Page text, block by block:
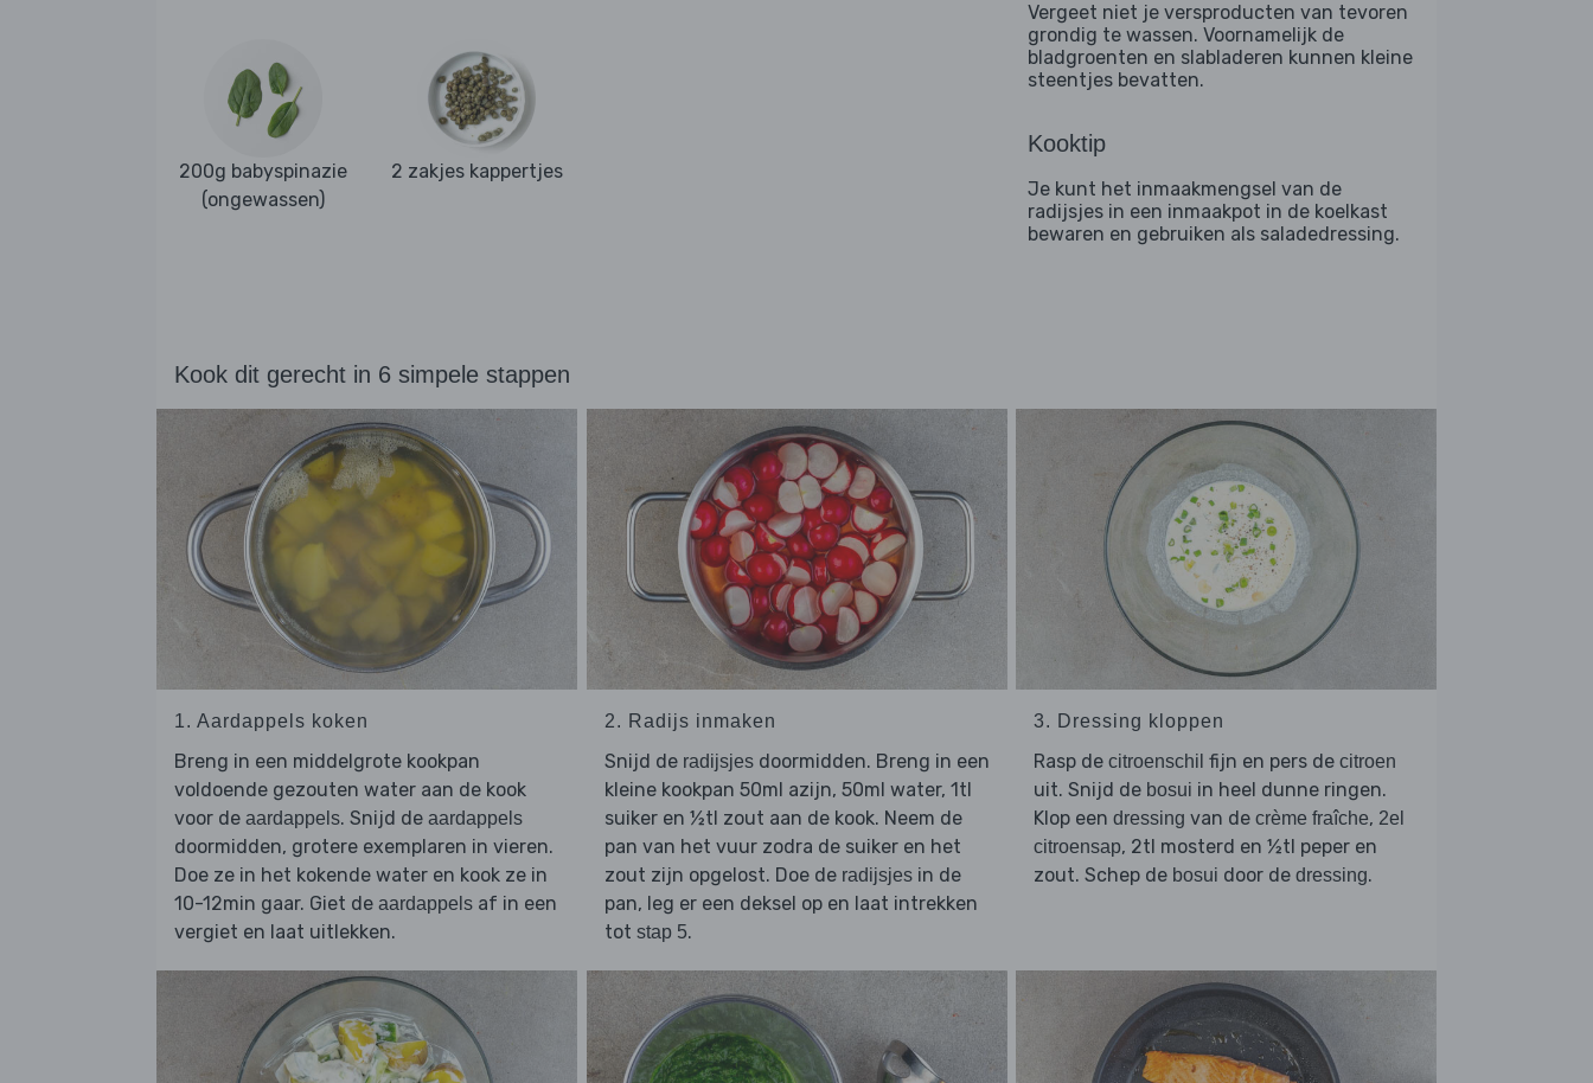
200g babyspinazie
(ongewassen)
2 zakjes kappertjes
Vergeet niet je versproducten van tevoren
grondig te wassen. Voornamelijk de
bladgroenten en slabladeren kunnen kleine
steentjes bevatten.
Kooktip
Je kunt het inmaakmengsel van de
radijsjes in een inmaakpot in de koelkast
bewaren en gebruiken als saladedressing.
Kook dit gerecht in 6 simpele stappen
1. Aardappels koken
Breng in een middelgrote kookpan
voldoende gezouten water aan de kook
voor de aardappels. Snijd de aardappels
doormidden, grotere exemplaren in vieren.
Doe ze in het kokende water en kook ze in
10-12min gaar. Giet de aardappels af in een
vergiet en laat uitlekken.
2. Radijs inmaken
Snijd de radijsjesdoormidden. Breng in een
kleine kookpan 50ml azijn, 50ml water, 1tl
suiker en ½tl zout aan de kook. Neem de
pan van het vuur zodra de suiker en het
zout zijn opgelost. Doe de radijsjesin de
pan, leg er een deksel op en laat intrekken
tot stap 5.
3. Dressing kloppen
Rasp de citroenschil fijn en pers de citroen
uit. Snijd de bosui in heel dunne ringen.
Klop een dressing van de crème fraîche, 2el
citroensap, 2tl mosterd en ½tl peper en
zout. Schep de bosui door de dressing.